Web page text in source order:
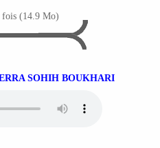
fois (14.9 Mo)
SOHIH BOUKHARI